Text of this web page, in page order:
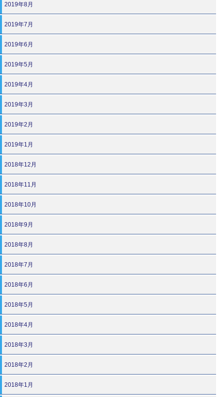
2019年8月
2019年7月
2019年6月
2019年5月
2019年4月
2019年3月
2019年2月
2019年1月
2018年12月
2018年11月
2018年10月
2018年9月
2018年8月
2018年7月
2018年6月
2018年5月
2018年4月
2018年3月
2018年2月
2018年1月